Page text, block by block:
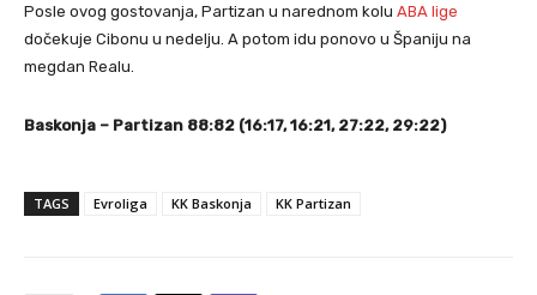
Posle ovog gostovanja, Partizan u narednom kolu ABA lige
dočekuje Cibonu u nedelju. A potom idu ponovo u Španiju na
megdan Realu.
Baskonja – Partizan 88:82 (16:17, 16:21, 27:22, 29:22)
TAGS Evroliga KK Baskonja KK Partizan